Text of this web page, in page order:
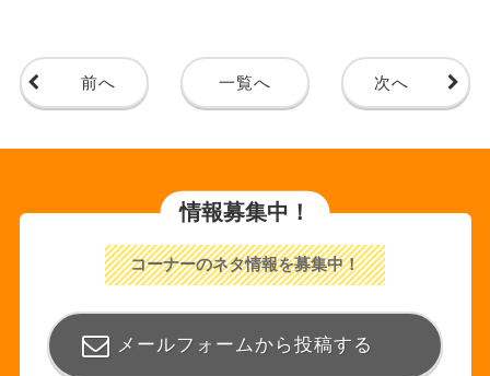
前へ 一覧へ 次へ
情報募集中！
コーナーのネタ情報を募集中！
メールフォームから投稿する